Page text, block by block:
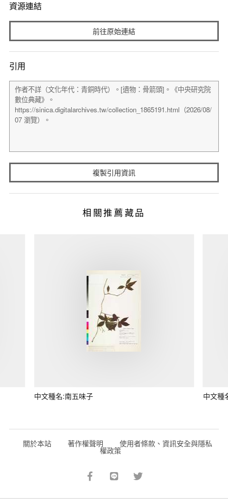
資源連結
前往原始連結
引用
複製引用資訊
相關推薦藏品
中文種名:南五味子 中文種
關於本站 著作權聲明 使用者條款、資訊安全與隱私
權政策